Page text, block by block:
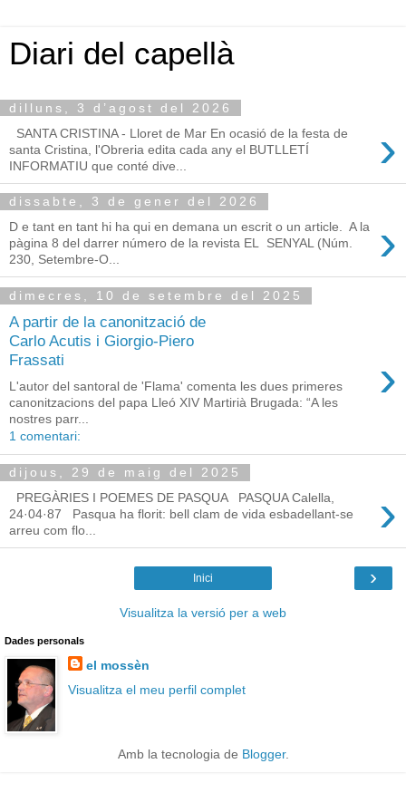
Diari del capellà
dilluns, 3 d’agost del 2026
›
SANTA CRISTINA - Lloret de Mar En ocasió de la festa de
santa Cristina, l'Obreria edita cada any el BUTLLETÍ
INFORMATIU que conté dive...
dissabte, 3 de gener del 2026
›
D e tant en tant hi ha qui en demana un escrit o un article. A la
pàgina 8 del darrer número de la revista EL SENYAL (Núm.
230, Setembre-O...
dimecres, 10 de setembre del 2025
A partir de la canonització de
Carlo Acutis i Giorgio-Piero
Frassati
›
L'autor del santoral de 'Flama' comenta les dues primeres
canonitzacions del papa Lleó XIV Martirià Brugada: “A les
nostres parr...
1 comentari:
dijous, 29 de maig del 2025
›
PREGÀRIES I POEMES DE PASQUA PASQUA Calella,
24·04·87 Pasqua ha florit: bell clam de vida esbadellant-se
arreu com flo...
›
Inici
Visualitza la versió per a web
Dades personals
el mossèn
Visualitza el meu perfil complet
Amb la tecnologia de Blogger.